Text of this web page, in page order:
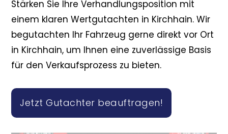
Stärken Sie Ihre Verhandlungsposition mit
einem klaren Wertgutachten in Kirchhain. Wir
begutachten Ihr Fahrzeug gerne direkt vor Ort
in Kirchhain, um Ihnen eine zuverlässige Basis
für den Verkaufsprozess zu bieten.
Jetzt Gutachter beauftragen!